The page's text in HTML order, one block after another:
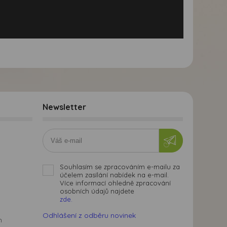
Newsletter
Souhlasím se zpracováním e-mailu za
účelem zasílání nabídek na e-mail.
Více informací ohledně zpracování
osobních údajů najdete
zde.
Odhlášení z odběru novinek